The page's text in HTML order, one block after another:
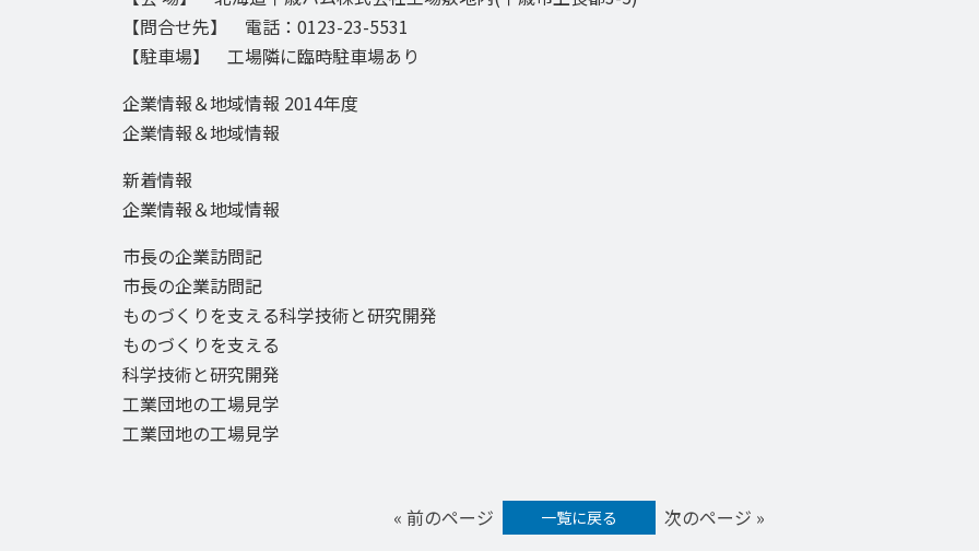
【問合せ先】 電話：0123-23-5531
【駐車場】 工場隣に臨時駐車場あり
企業情報＆地域情報 2014年度
企業情報＆地域情報
新着情報
企業情報＆地域情報
市長の企業訪問記
市長の企業訪問記
ものづくりを支える科学技術と研究開発
ものづくりを支える
科学技術と研究開発
工業団地の工場見学
工業団地の工場見学
« 前のページ 一覧に戻る 次のページ »